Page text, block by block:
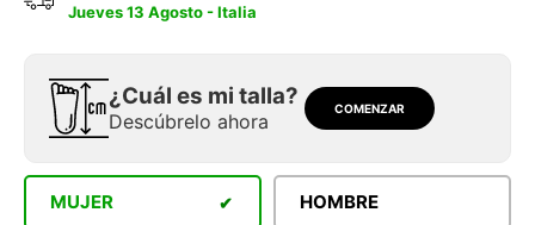
Jueves 13 Agosto - Italia
¿Cuál es mi talla?
Descúbrelo ahora
COMENZAR
MUJER HOMBRE